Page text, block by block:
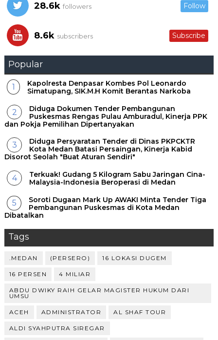
28.6k followers Follow
8.6k subscribers Subscribe
Popular
Kapolresta Denpasar Kombes Pol Leonardo
Simatupang, SIK.M.H Komit Berantas Narkoba
Diduga Dokumen Tender Pembangunan
Puskesmas Rengas Pulau Amburadul, Kinerja PPK
dan Pokja Pemilihan Dipertanyakan
Diduga Persyaratan Tender di Dinas PKPCKTR
Kota Medan Batasi Persaingan, Kinerja Kabid
Disorot Seolah "Buat Aturan Sendiri"
Terkuak! Gudang 5 Kilogram Sabu Jaringan Cina-
Malaysia-Indonesia Beroperasi di Medan
Soroti Dugaan Mark Up AWAKI Minta Tender Tiga
Pembangunan Puskesmas di Kota Medan
Dibatalkan
Tags
.MEDAN (PERSERO) 16 LOKASI DUGEM
16 PERSEN 4 MILIAR
ABDU DWIKY RAIH GELAR MAGISTER HUKUM DARI
UMSU
ACEH ADMINISTRATOR AL SHAF TOUR
ALDI SYAHPUTRA SIREGAR